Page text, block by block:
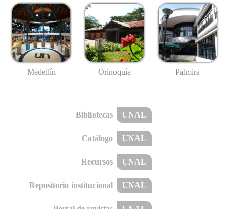
Medellín Orinoquía Palmira
Bibliotecas UNAL
Catálogo UNAL
Recursos UNAL
Repositorio institucional UNAL